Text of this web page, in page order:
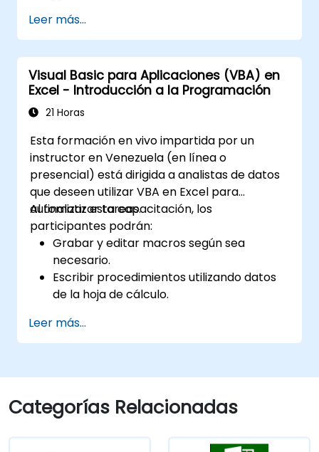
el diseño de bases de datos SQL, el desarrollo
de interfaces de usuario, técnicas de
depuración, manejo de errores y rutinas
avanzadas de análisis en Excel mediante
ejercicios prácticos, capacitando a analistas,
profesionales financieros y desarrolladores
capacidades avanzadas de gestión y
generación de informes de datos.
Leer más...
Visual Basic para Aplicaciones (VBA) en
Excel - Introducción a la Programación
21 Horas
Esta formación en vivo impartida por un
instructor en Venezuela (en línea o
presencial) está dirigida a analistas de datos
que deseen utilizar VBA en Excel para
automatizar tareas.
Al finalizar esta capacitación, los
participantes podrán:
Grabar y editar macros según sea
necesario.
Escribir procedimientos utilizando datos
de la hoja de cálculo.
Gestionar eventos (como la apertura de
una celda de la hoja, actualizaciones, etc.)
Crear formularios.
Leer más...
Categorías Relacionadas